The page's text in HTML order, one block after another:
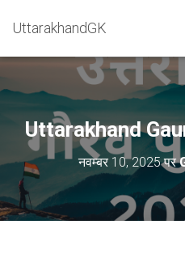
UttarakhandGK
Uttarakhand
नवम्बर 10, 2025पर